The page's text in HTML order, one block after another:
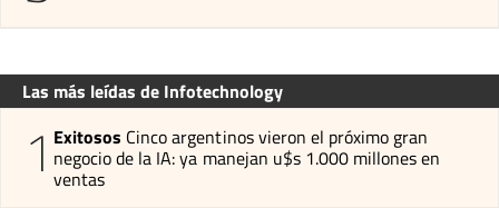
Las más leídas de Infotechnology
1 Exitosos Cinco argentinos vieron el próximo gran
negocio de la IA: ya manejan u$s 1.000 millones en
ventas